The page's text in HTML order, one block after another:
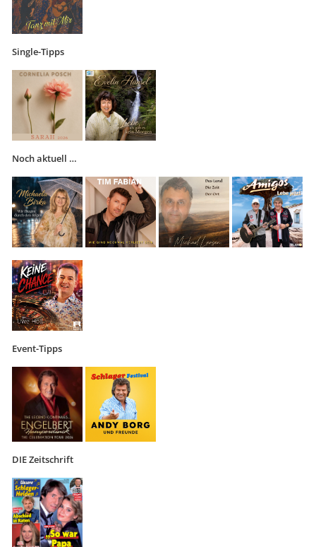
Single-Tipps
Noch aktuell …
Event-Tipps
DIE Zeitschrift